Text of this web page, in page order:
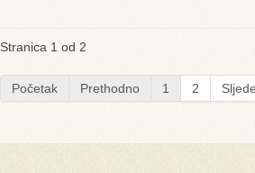
Stranica 1 od 2
Početak Prethodno 1 2